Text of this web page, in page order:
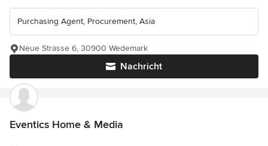
Purchasing Agent, Procurement, Asia
Nachricht
Neue Strasse 6, 30900 Wedemark
Eventics Home & Media